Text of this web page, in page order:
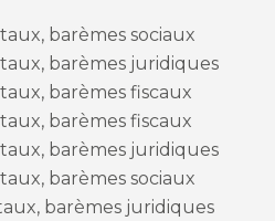
barèmes sociaux
barèmes juridiques
barèmes fiscaux
barèmes fiscaux
barèmes juridiques
barèmes sociaux
barèmes juridiques